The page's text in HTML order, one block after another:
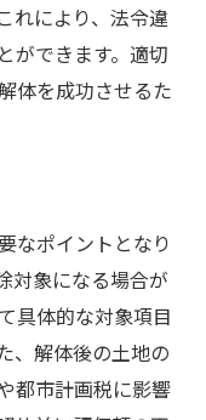
れにより、法令違
ができます。適切
体を成功させるた
なポイントとなり
対象になる場合が
具体的な対象項目
、解体後の土地の
都市計画税に影響